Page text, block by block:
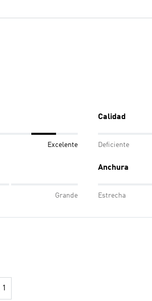
Excelente
Calidad
Deficiente
Grande
Anchura
Estrecha
1